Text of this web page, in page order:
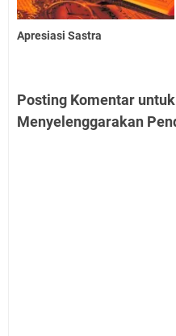
Apresiasi Sastra
Posting Komentar
Menyelenggarakan